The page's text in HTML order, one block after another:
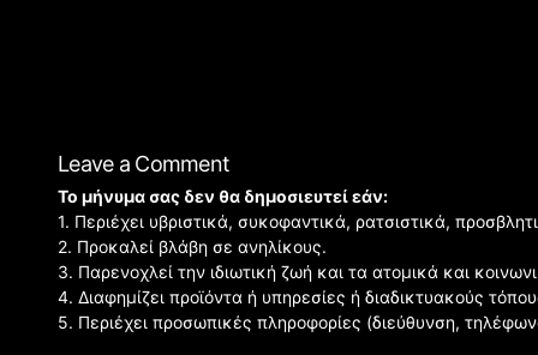
Leave a Comment
Το μήνυμα σας δεν θα δημοσιευτεί εάν:
1. Περιέχει υβριστικά, συκοφαντικά, ρατσιστικά,
2. Προκαλεί βλάβη σε ανηλίκους.
3. Παρενοχλεί την ιδιωτική ζωή και τα ατομικά και
4. Διαφημίζει προϊόντα ή υπηρεσίες ή διαδικτυακούς
5. Περιέχει προσωπικές πληροφορίες (διεύθυνση,